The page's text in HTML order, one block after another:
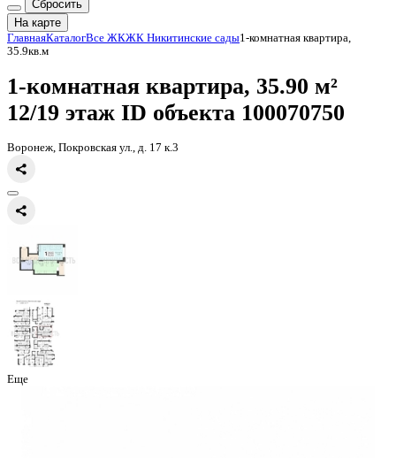
Сбросить
На карте
35.9кв.м
1-комнатная квартира, 35.90
12/19 этаж
Воронеж, Покровская ул., д. 17 к.3